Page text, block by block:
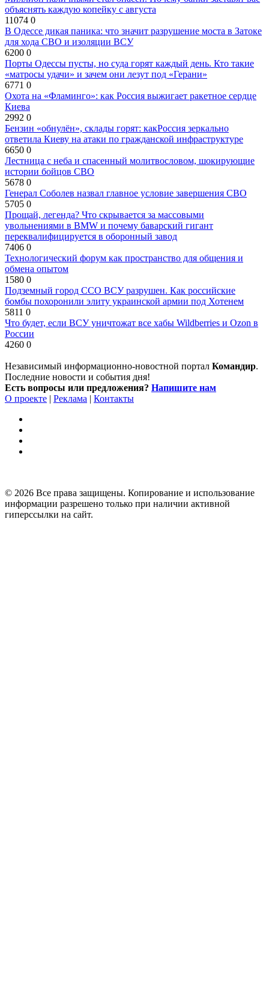
объяснять каждую копейку с августа
11074 0
В Одессе дикая паника: что значит разрушение моста в Затоке
для хода СВО и изоляции ВСУ
6200 0
Порты Одессы пусты, но суда горят каждый день. Кто такие
«матросы удачи» и зачем они лезут под «Герани»
6771 0
Охота на «Фламинго»: как Россия выжигает ракетное сердце
Киева
2992 0
Бензин «обнулён», склады горят: какРоссия зеркально
ответила Киеву на атаки по гражданской инфраструктуре
6650 0
Лестница с неба и спасенный молитвословом, шокирующие
истории бойцов СВО
5678 0
Генерал Соболев назвал главное условие завершения СВО
5705 0
Прощай, легенда? Что скрывается за массовыми
увольнениями в BMW и почему баварский гигант
переквалифицируется в оборонный завод
7406 0
Технологический форум как пространство для общения и
обмена опытом
1580 0
Подземный город ССО ВСУ разрушен. Как российские
бомбы похоронили элиту украинской армии под Хотенем
5811 0
Что будет, если ВСУ уничтожат все хабы Wildberries и Ozon в
России
4260 0
Независимый информационно-новостной портал Командир.
Последние новости и события дня!
Есть вопросы или предложения? Напишите нам
О проекте | Реклама | Контакты
© 2026 Все права защищены. Копирование и использование
информации разрешено только при наличии активной
гиперссылки на сайт.